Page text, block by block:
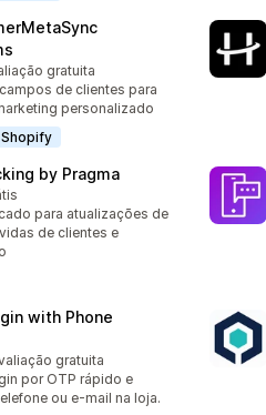
ao todogratuita
de clientes para
personalizado
by Pragma
todo
para atualizações de
de clientes e
with Phone
ao todogratuita
por OTP rápido e
ou e-mail na loja.